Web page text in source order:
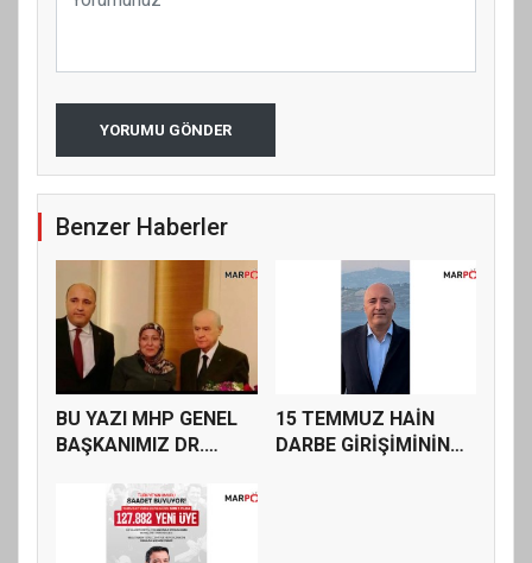
YORUMU GÖNDER
Benzer Haberler
BU YAZI MHP GENEL
BAŞKANIMIZ DR.
15 TEMMUZ HAİN
DARBE GİRİŞİMİNİN